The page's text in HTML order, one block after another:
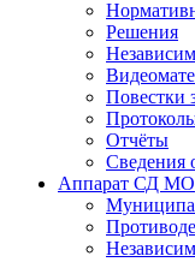
Решения
Повестки
Отчёты
Сведения
Аппарат СД МО